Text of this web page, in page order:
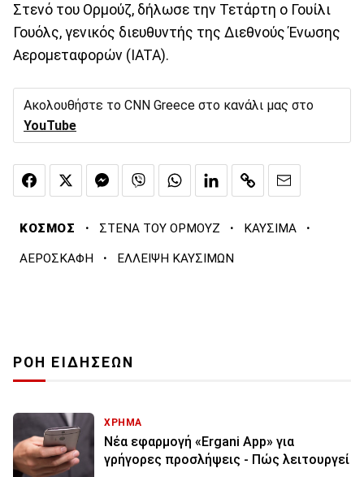
Στενό του Ορμούζ, δήλωσε την Τετάρτη ο Γουίλι
Γουόλς, γενικός διευθυντής της Διεθνούς Ένωσης
Αερομεταφορών (IATA).
Ακολουθήστε το CNN Greece στο κανάλι μας στο
YouTube
ΚΟΣΜΟΣ · ΣΤΕΝΑ ΤΟΥ ΟΡΜΟΥΖ · ΚΑΥΣΙΜΑ ·
ΑΕΡΟΣΚΑΦΗ · ΕΛΛΕΙΨΗ ΚΑΥΣΙΜΩΝ
ΡΟΗ ΕΙΔΗΣΕΩΝ
ΧΡΗΜΑ
Νέα εφαρμογή «Ergani App» για
γρήγορες προσλήψεις - Πώς λειτουργεί